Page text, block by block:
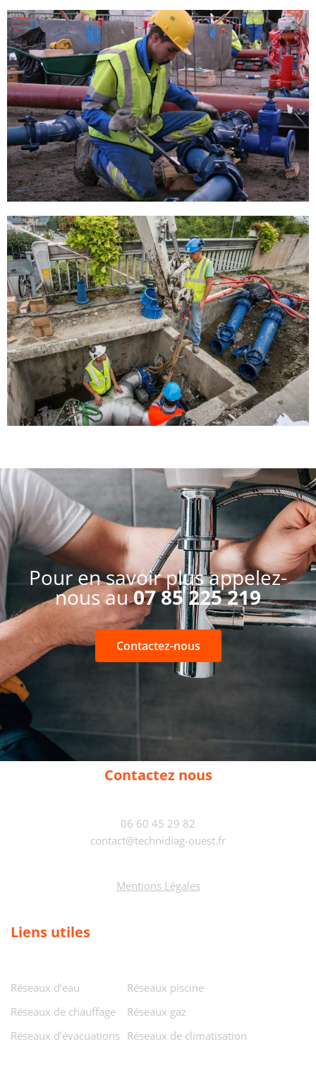
Pour en savoir plus appelez-
nous au07 85 225 219
Contactez-nous
Contactez nous
06 60 45 29 82
contact@technidiag-ouest.fr
Mentions Légales
Liens utiles
Réseaux d‘eau
Réseaux de chauffage
Réseaux d’évacuations
Réseaux piscine
Réseaux gaz
Réseaux de climatisation